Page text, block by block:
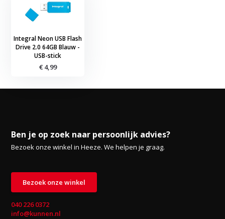
Integral Neon USB Flash
Drive 2.0 64GB Blauw -
USB-stick
€ 4,99
Ben je op zoek naar persoonlijk advies?
Bezoek onze winkel in Heeze. We helpen je graag.
Bezoek onze winkel
040 226 0372
info@kunnen.nl